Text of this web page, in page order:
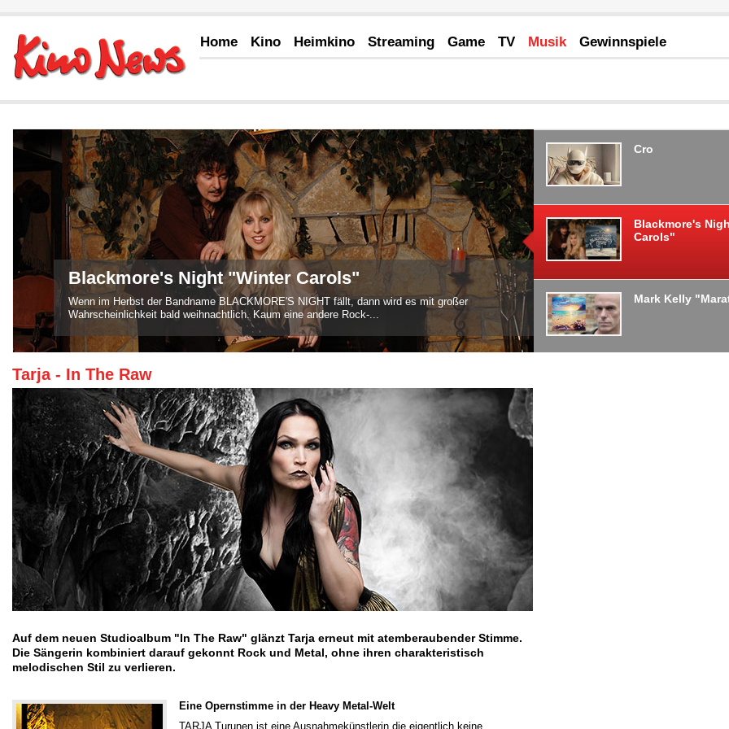
Home Kino Heimkino Streaming Game TV Musik Gewinnspiele
Blackmore's Night "Winter Carols"
Wenn im Herbst der Bandname BLACKMORE'S NIGHT fällt, dann wird es mit großer
Wahrscheinlichkeit bald weihnachtlich. Kaum eine andere Rock-...
Cro
Blackmore's
Carols"
Mark Kelly
Tarja - In The Raw
Auf dem neuen Studioalbum "In The Raw" glänzt Tarja erneut mit atemberaubender Stimme.
Die Sängerin kombiniert darauf gekonnt Rock und Metal, ohne ihren charakteristisch
melodischen Stil zu verlieren.
Eine Opernstimme in der Heavy Metal-Welt
TARJA Turunen ist eine Ausnahmekünstlerin die eigentlich keine